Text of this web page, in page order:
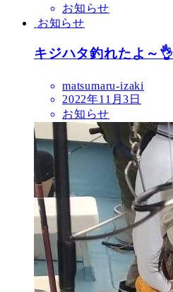
お知らせ
お知らせ
キジハタ釣れたよ～👌
matsumaru-izaki
2022年11月3日
お知らせ